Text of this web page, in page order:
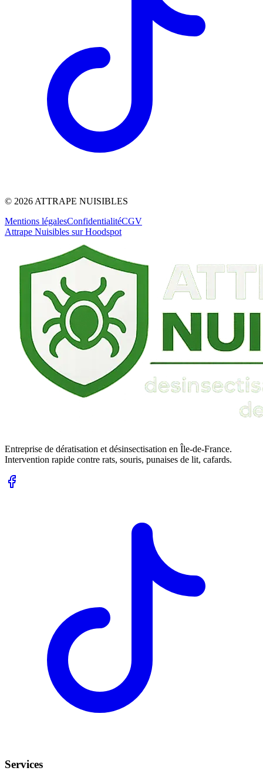
© 2026ATTRAPE NUISIBLES
Mentions légalesConfidentialitéCGV
Attrape Nuisibles sur Hoodspot
Entreprise de dératisation et désinsectisation en Île-de-France.
Intervention rapide contre rats, souris, punaises de lit, cafards.
Services